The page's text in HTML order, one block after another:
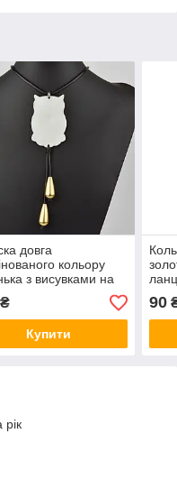
довга
кольору
з висувками на
шкіряному
довжина шнурка
Купити
зі
90
рік